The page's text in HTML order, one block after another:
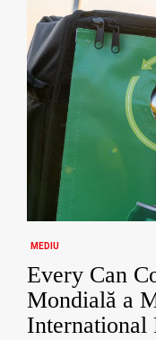
MEDIU
Every Can
Mondială a
International